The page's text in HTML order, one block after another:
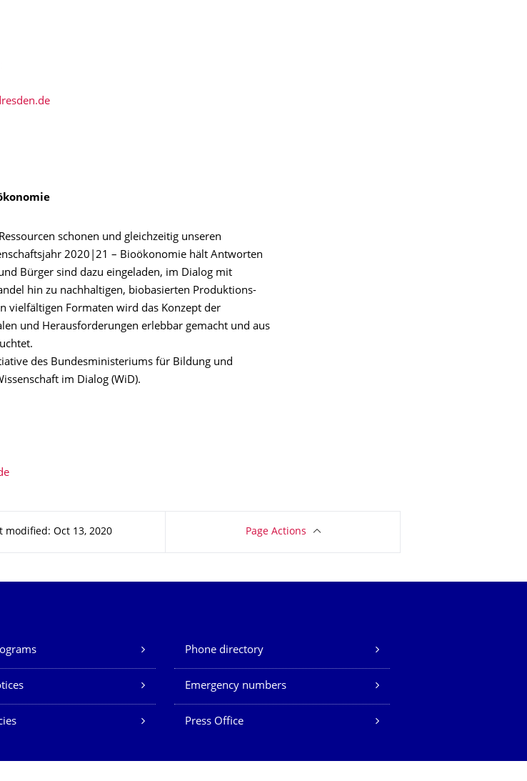
schonen und gleichzeitig unseren
2020|21 – Bioökonomie hält Antworten
Bürger sind dazu eingeladen, im Dialog mit
hin zu nachhaltigen, biobasierten Produktions-
vielfältigen Formaten wird das Konzept der
und Herausforderungen erlebbar gemacht und aus
des Bundesministeriums für Bildung und
im Dialog (WiD).
modified: Oct 13, 2020 Page Actions
Phone directory
Emergency numbers
Press Office